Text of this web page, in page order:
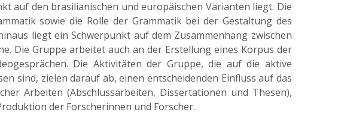
auf den brasilianischen und europäischen Varianten liegt. Die
sowie die Rolle der Grammatik bei der Gestaltung des
liegt ein Schwerpunkt auf dem Zusammenhang zwischen
Die Gruppe arbeitet auch an der Erstellung eines Korpus der
Die Aktivitäten der Gruppe, die auf die aktive
sind, zielen darauf ab, einen entscheidenden Einfluss auf das
Arbeiten (Abschlussarbeiten, Dissertationen und Thesen),
der Forscherinnen und Forscher.